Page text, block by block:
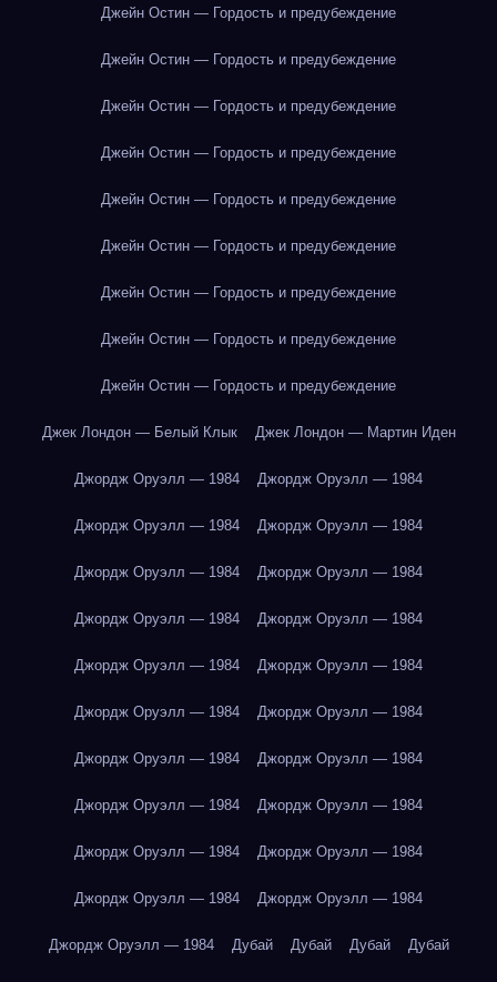
Джейн Остин — Гордость и предубеждение
Джейн Остин — Гордость и предубеждение
Джейн Остин — Гордость и предубеждение
Джейн Остин — Гордость и предубеждение
Джейн Остин — Гордость и предубеждение
Джейн Остин — Гордость и предубеждение
Джейн Остин — Гордость и предубеждение
Джейн Остин — Гордость и предубеждение
Джейн Остин — Гордость и предубеждение
Джек Лондон — Белый Клык Джек Лондон — Мартин Иден
Джордж Оруэлл — 1984 Джордж Оруэлл — 1984
Джордж Оруэлл — 1984 Джордж Оруэлл — 1984
Джордж Оруэлл — 1984 Джордж Оруэлл — 1984
Джордж Оруэлл — 1984 Джордж Оруэлл — 1984
Джордж Оруэлл — 1984 Джордж Оруэлл — 1984
Джордж Оруэлл — 1984 Джордж Оруэлл — 1984
Джордж Оруэлл — 1984 Джордж Оруэлл — 1984
Джордж Оруэлл — 1984 Джордж Оруэлл — 1984
Джордж Оруэлл — 1984 Джордж Оруэлл — 1984
Джордж Оруэлл — 1984 Джордж Оруэлл — 1984
Джордж Оруэлл — 1984 Дубай Дубай Дубай Дубай